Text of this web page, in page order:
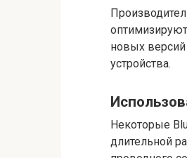
новых версий
устройства.
Некоторые
длительной